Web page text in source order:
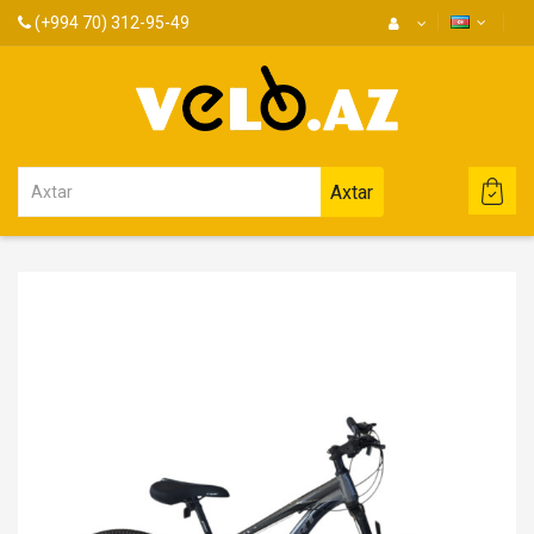
(+994 70) 312-95-49
Axtar